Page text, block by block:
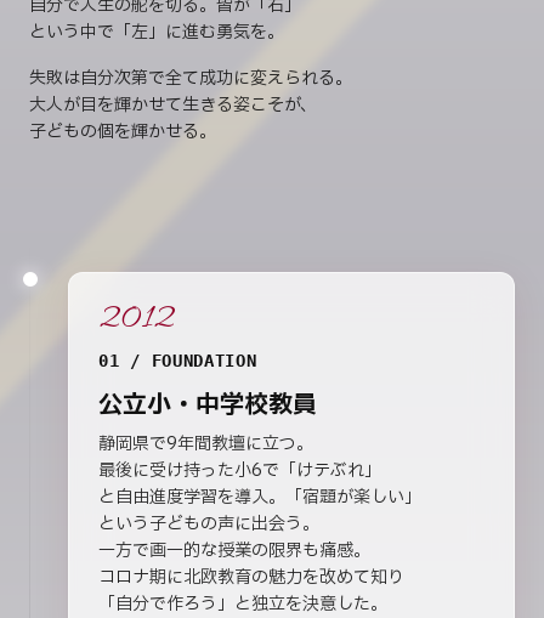
自分で人生の舵を切る。皆が「右」
という中で「左」に進む勇気を。
失敗は自分次第で全て成功に変えられる。
大人が目を輝かせて生きる姿こそが、
子どもの個を輝かせる。
2012
01 / FOUNDATION
公立小・中学校教員
静岡県で9年間教壇に立つ。
最後に受け持った小6で「けテぶれ」
と自由進度学習を導入。「宿題が楽しい」
という子どもの声に出会う。
一方で画一的な授業の限界も痛感。
コロナ期に北欧教育の魅力を改めて知り
「自分で作ろう」と独立を決意した。